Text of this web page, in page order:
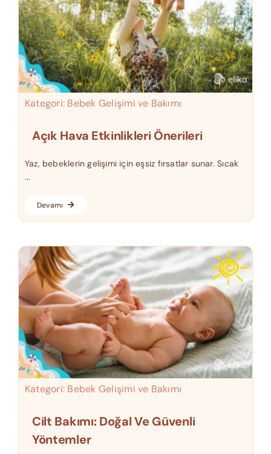
Kategori: Bebek Gelişimi ve Bakımı
Açık Hava Etkinlikleri Önerileri
Yaz, bebeklerin gelişimi için eşsiz fırsatlar sunar. Sıcak
...
Devamı
Kategori: Bebek Gelişimi ve Bakımı
Cilt Bakımı: Doğal Ve Güvenli
Yöntemler